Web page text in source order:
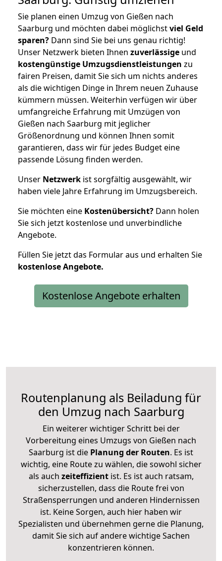
Sie planen einen Umzug von Gießen nach
Saarburg und möchten dabei möglichstviel Geld
sparen? Dann sind Sie bei uns genau richtig!
Unser Netzwerk bieten Ihnen zuverlässige und
kostengünstige Umzugsdienstleistungen zu
fairen Preisen, damit Sie sich um nichts anderes
als die wichtigen Dinge in Ihrem neuen Zuhause
kümmern müssen. Weiterhin verfügen wir über
umfangreiche Erfahrung mit Umzügen von
Gießen nach Saarburg mit jeglicher
Größenordnung und können Ihnen somit
garantieren, dass wir für jedes Budget eine
passende Lösung finden werden.
Unser Netzwerk ist sorgfältig ausgewählt, wir
haben viele Jahre Erfahrung im Umzugsbereich.
Sie möchten eine Kostenübersicht? Dann holen
Sie sich jetzt kostenlose und unverbindliche
Angebote.
Füllen Sie jetzt das Formular aus und erhalten Sie
kostenloseAngebote.
Kostenlose Angebote erhalten
Routenplanung als Beiladung für
den Umzug nach Saarburg
Ein weiterer wichtiger Schritt bei der
Vorbereitung eines Umzugs von Gießen nach
Saarburg ist die Planung der Routen. Es ist
wichtig, eine Route zu wählen, die sowohl sicher
als auch zeiteffizientist. Es ist auch ratsam,
sicherzustellen, dass die Route frei von
Straßensperrungen und anderen Hindernissen
ist. Keine Sorgen, auch hier haben wir
Spezialisten und übernehmen gerne die Planung,
damit Sie sich auf andere wichtige Sachen
konzentrieren können.